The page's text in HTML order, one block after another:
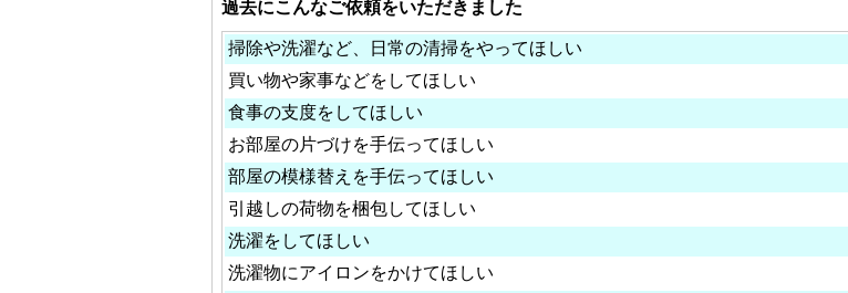
過去にこんなご依頼をいただきました
掃除や洗濯など、日常の清掃をやってほしい
買い物や家事などをしてほしい
食事の支度をしてほしい
お部屋の片づけを手伝ってほしい
部屋の模様替えを手伝ってほしい
引越しの荷物を梱包してほしい
洗濯をしてほしい
洗濯物にアイロンをかけてほしい